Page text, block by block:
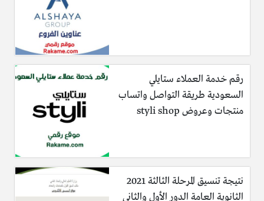
رقم خدمة العملاء ستايلي
السعودية طريقة التواصل واتساب
منتجات وعروض styli shop
نتيجة تنسيق المرحلة الثالثة 2021
الثانوية العامة الدور الأول والثاني